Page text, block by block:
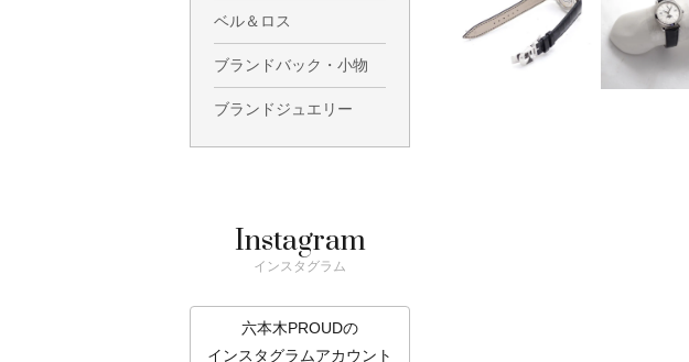
ベル＆ロス
ブランドバック・小物
ブランドジュエリー
Instagram
インスタグラム
六本木PROUDの
インスタグラムアカウント